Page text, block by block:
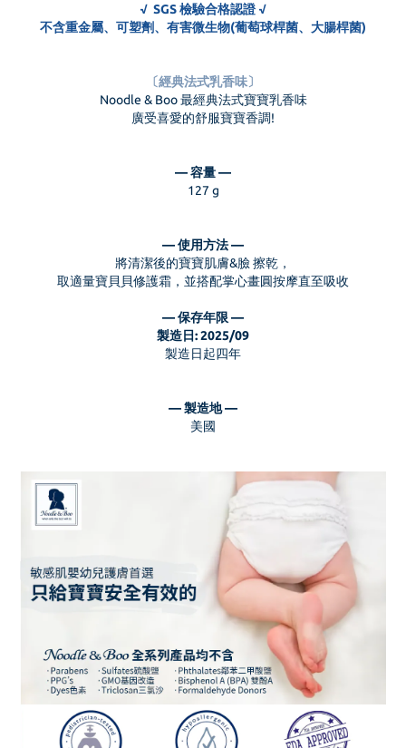
√ SGS 檢驗合格認證 √
不含重金屬、可塑劑、有害微生物(葡萄球桿菌、大腸桿菌)
〔經典法式乳香味〕
Noodle & Boo 最經典法式寶寶乳香味
廣受喜愛的舒服寶寶香調!
— 容量 —
127 g
— 使用方法 —
將清潔後的寶寶肌膚&臉 擦乾，
取適量寶貝貝修護霜，並搭配掌心畫圓按摩直至吸收
— 保存年限 —
製造日: 2025/09
製造日起四年
— 製造地 —
美國